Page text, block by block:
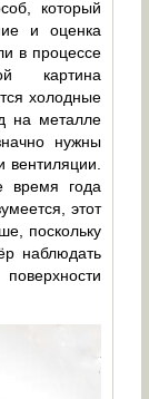
который
и оценка
в процессе
картина
холодные
на металле
нужны
вентиляции.
время года
этот
поскольку
наблюдать